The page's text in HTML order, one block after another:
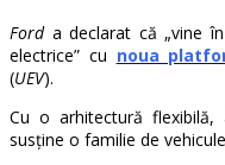
Forda declarat că „vine
electrice” cu noua
(UEV).
Cu o arhitectură
susține o familie de